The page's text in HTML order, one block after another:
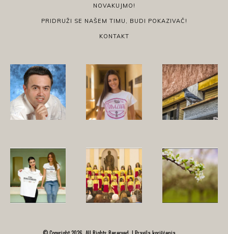
NOVAKUJMO!
PRIDRUŽI SE NAŠEM TIMU, BUDI POKAZIVAČ!
KONTAKT